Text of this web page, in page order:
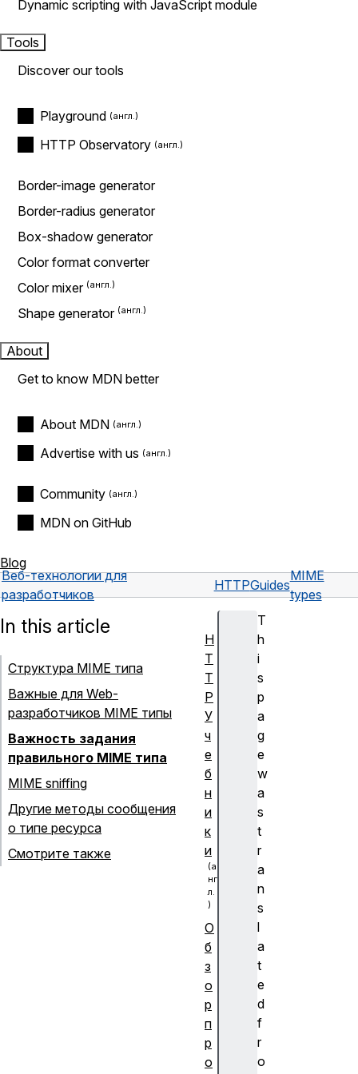
Dynamic scripting with JavaScript module
Tools
Discover our tools
Playground
HTTP Observatory
Border-image generator
Border-radius generator
Box-shadow generator
Color format converter
Color mixer
Shape generator
About
Get to know MDN better
About MDN
Advertise with us
Community
MDN on GitHub
Blog
Веб-технологии для
разработчиков
HTTPGuides
MIME
types
T
h
i
s
p
a
g
e
w
a
s
t
r
a
n
s
l
a
t
e
d
f
r
o
In this article
Структура MIME типа
Важные для Web-
разработчиков MIME типы
Важность задания
правильного MIME типа
MIME sniffing
Другие методы сообщения
о типе ресурса
Смотрите также
H
T
T
P
У
ч
е
б
н
и
к
и
О
б
з
о
р
п
р
о